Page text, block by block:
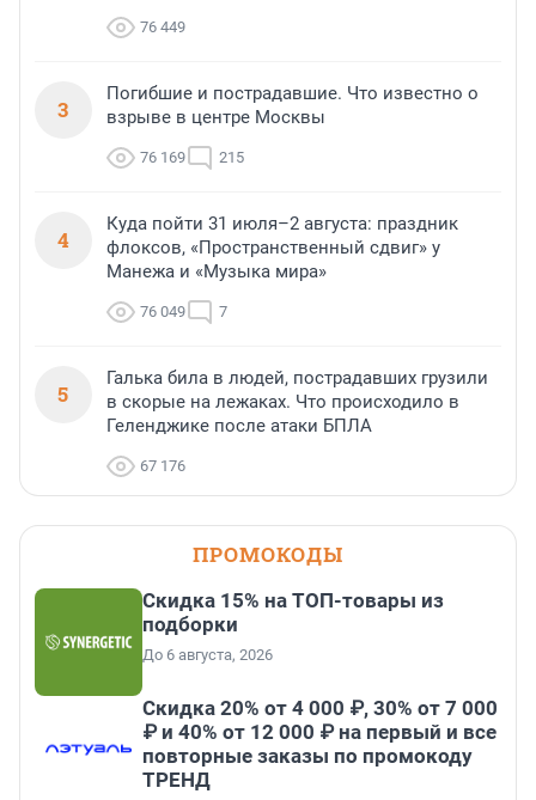
76 449
3
Погибшие и пострадавшие. Что известно о
взрыве в центре Москвы
76 169 215
4
Куда пойти 31 июля–2 августа: праздник
флоксов, «Пространственный сдвиг» у
Манежа и «Музыка мира»
76 049 7
5
Галька била в людей, пострадавших грузили
в скорые на лежаках. Что происходило в
Геленджике после атаки БПЛА
67 176
ПРОМОКОДЫ
Скидка 15% на ТОП-товары из
подборки
До 6 августа, 2026
Скидка 20% от 4 000 ₽, 30% от 7 000
₽ и 40% от 12 000 ₽ на первый и все
повторные заказы по промокоду
ТРЕНД